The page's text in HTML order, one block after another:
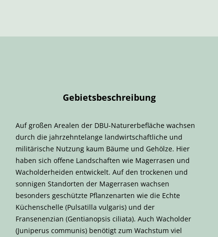
Gebietsbeschreibung
Auf großen Arealen der DBU-Naturerbefläche wachsen
durch die jahrzehntelange landwirtschaftliche und
militärische Nutzung kaum Bäume und Gehölze. Hier
haben sich offene Landschaften wie Magerrasen und
Wacholderheiden entwickelt. Auf den trockenen und
sonnigen Standorten der Magerrasen wachsen
besonders geschützte Pflanzenarten wie die Echte
Küchenschelle (Pulsatilla vulgaris) und der
Fransenenzian (Gentianopsis ciliata). Auch Wacholder
(Juniperus communis) benötigt zum Wachstum viel